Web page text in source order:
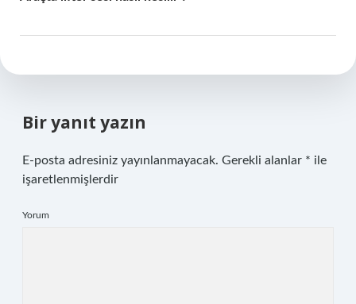
Bir yanıt yazın
E-posta adresiniz yayınlanmayacak. Gerekli alanlar * ile
işaretlenmişlerdir
Yorum